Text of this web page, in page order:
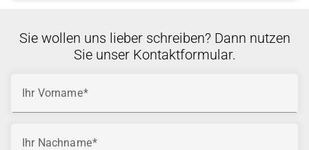
Sie wollen uns lieber schreiben? Dann nutzen
Sie unser Kontaktformular.
Ihr Vorname
Ihr Nachname